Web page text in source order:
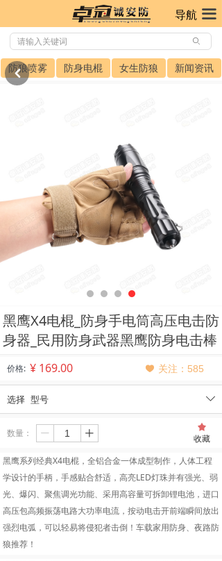
끀
导航
ꄙ
黑鹰X4电棍_防身手电筒高压电击防
身器_民用防身武器黑鹰防身电击棒
낒
끢 关注： 585
¥ 169.00
价格:
防狼喷雾 女生防狼
防身电棍 新闻资讯
ꄳ
选择 型号
끄
收藏
数量： ꄷ ꄸ
黑鹰系列经典X4电棍，全铝合金一体成型制作，人体工程
学设计的手柄，手感贴合舒适，高亮LED灯珠并有强光、弱
光、爆闪、聚焦调光功能、采用高容量可拆卸锂电池，进口
高压包高频振荡电路大功率电流，按动电击开前端瞬间放出
强烈电弧，可以轻易将侵犯者击倒！车载家用防身、夜路防
狼推荐！